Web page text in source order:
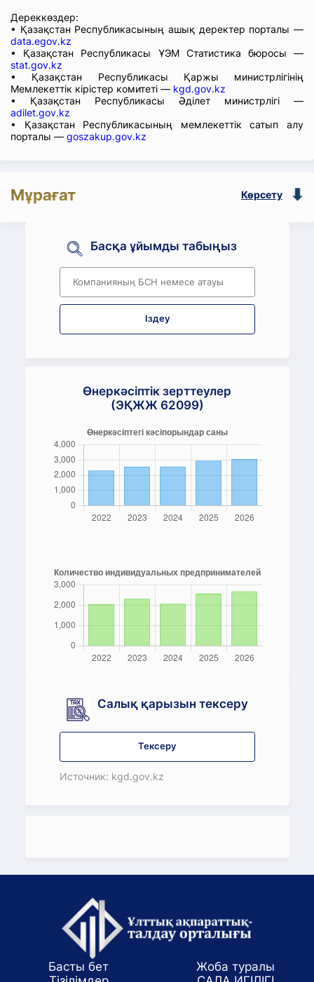
Дереккөздер:
• Қазақстан Республикасының ашық деректер порталы —
data.egov.kz
• Қазақстан Республикасы ҰЭМ Статистика бюросы —
stat.gov.kz
• Қазақстан Республикасы Қаржы министрлігінің
Мемлекеттік кірістер комитеті — kgd.gov.kz
• Қазақстан Республикасы Әділет министрлігі —
adilet.gov.kz
• Қазақстан Республикасының мемлекеттік сатып алу
порталы — goszakup.gov.kz
Мұрағат Көрсету
Басқа ұйымды табыңыз
Іздеу
Өнеркәсіптік зерттеулер
(ЭҚЖЖ 62099)
Салық қарызын тексеру
Тексеру
Источник: kgd.gov.kz
Басты бет
Жоба туралы